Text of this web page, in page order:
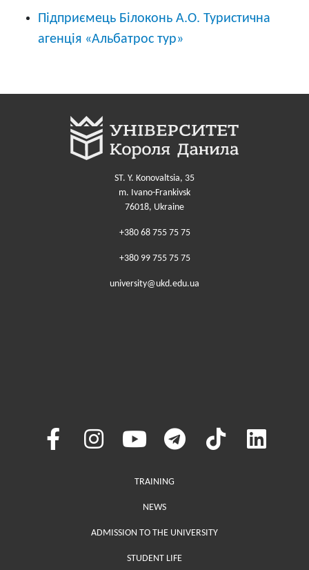
Підприємець Білоконь А.О. Туристична
агенція «Альбатрос тур»
ST. Y. Konovaltsia, 35
m. Ivano-Frankivsk
76018, Ukraine
+380 68 755 75 75
+380 99 755 75 75
university@ukd.edu.ua
Меню у хедері
TRAINING
NEWS
ADMISSION TO THE UNIVERSITY
STUDENT LIFE